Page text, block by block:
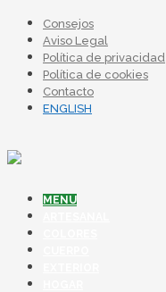
Consejos
Aviso Legal
Política de privacidad
Política de cookies
Contacto
ENGLISH
MENU